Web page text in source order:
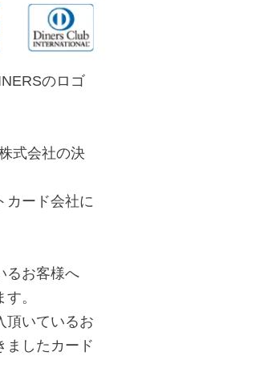
のロゴ
式会社の決
カード会社に
るお客様へ
。
頂いているお
ましたカード